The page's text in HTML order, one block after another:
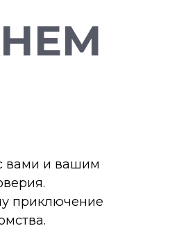
вами и вашим
приключение